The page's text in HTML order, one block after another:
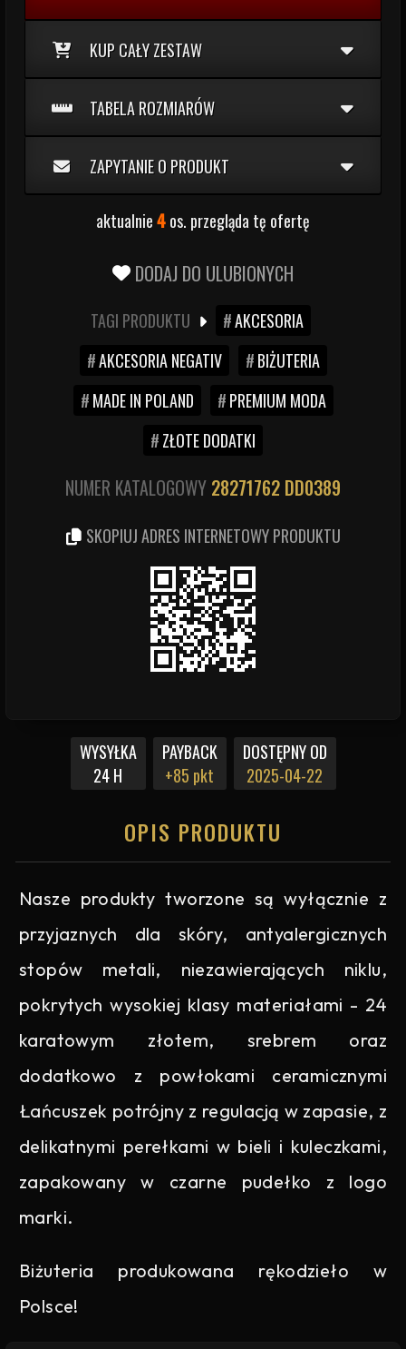
WYSYŁKA
24 H
PAYBACK
+85 pkt
DOSTĘPNY OD
2025-04-22
OPIS PRODUKTU
Nasze produkty tworzone są wyłącznie z
przyjaznych dla skóry, antyalergicznych
stopów metali, niezawierających niklu,
pokrytych wysokiej klasy materiałami - 24
karatowym złotem, srebrem oraz
dodatkowo z powłokami ceramicznymi
Łańcuszek potrójny z regulacją w zapasie, z
delikatnymi perełkami w bieli i kuleczkami,
zapakowany w czarne pudełko z logo
marki.
Biżuteria produkowana rękodzieło w
Polsce!
KUP CAŁY ZESTAW
TABELA ROZMIARÓW
ZAPYTANIE O PRODUKT
aktualnie4os. przegląda tę ofertę
DODAJ DO ULUBIONYCH
TAGI PRODUKTU
AKCESORIA
AKCESORIA NEGATIV
BIŻUTERIA
MADE IN POLAND
PREMIUM MODA
ZŁOTE DODATKI
NUMER KATALOGOWY 28271762 DD0389
SKOPIUJ ADRES INTERNETOWY PRODUKTU